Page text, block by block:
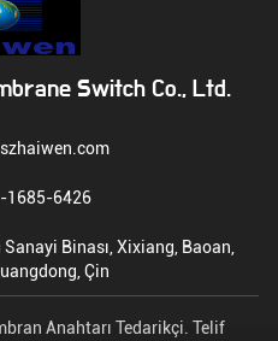
Switch Co., Ltd.
1685-6426
Binası, Xixiang, Baoan,
Çin
Anahtarı Tedarikçi. Telif